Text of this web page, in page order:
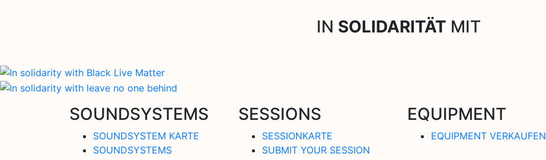
IN SOLIDARITÄT MIT
SOUNDSYSTEMS
SOUNDSYSTEM KARTE
SOUNDSYSTEMS
SESSIONS
SESSIONKARTE
SUBMIT YOUR SESSION
EQUIPMENT
EQUIPMENT VERKAUFEN